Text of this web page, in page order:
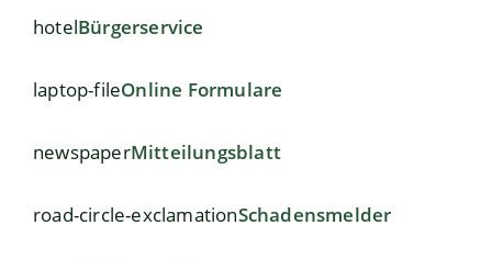
hotelBürgerservice
laptop-fileOnline Formulare
newspaperMitteilungsblatt
road-circle-exclamationSchadensmelder